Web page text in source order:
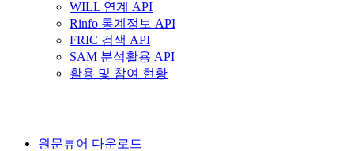
WILL 연계 API
Rinfo 통계정보 API
FRIC 검색 API
SAM 분석활용 API
활용 및 참여 현황
원문뷰어 다운로드